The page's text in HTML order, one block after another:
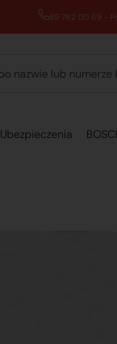
89 762 00 69 -
Ubezpieczenia